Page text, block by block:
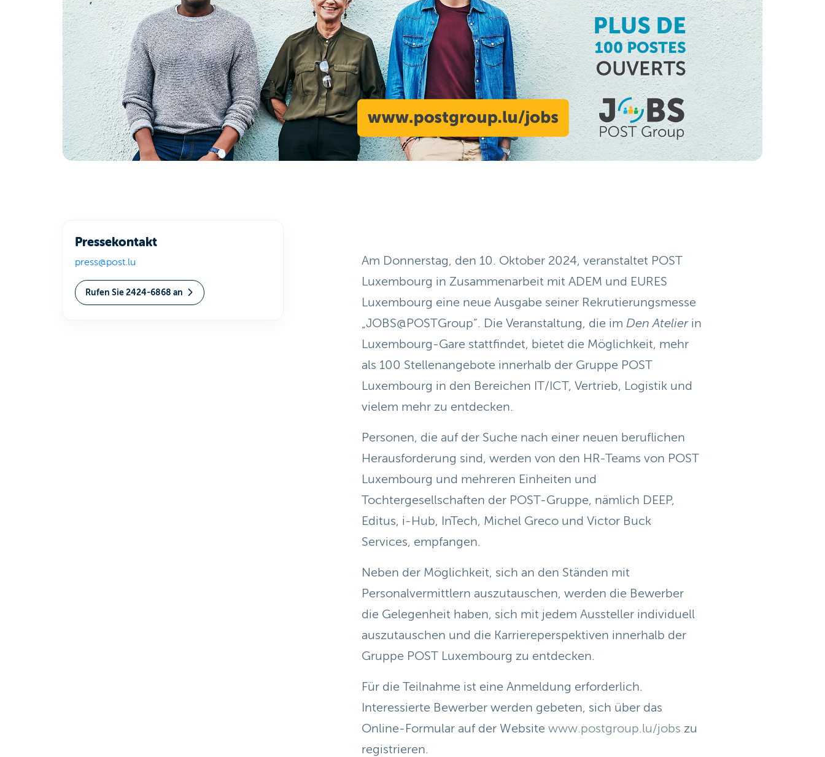
Am Donnerstag, den 10. Oktober 2024, veranstaltet POST
Luxembourg in Zusammenarbeit mit ADEM und EURES
Luxembourg eine neue Ausgabe seiner Rekrutierungsmesse
„JOBS@POSTGroup“. Die Veranstaltung, die im Den Atelierin
Luxembourg-Gare stattfindet, bietet die Möglichkeit, mehr
als 100 Stellenangebote innerhalb der Gruppe POST
Luxembourg in den Bereichen IT/ICT, Vertrieb, Logistik und
vielem mehr zu entdecken.
Personen, die auf der Suche nach einer neuen beruflichen
Herausforderung sind, werden von den HR-Teams von POST
Luxembourg und mehreren Einheiten und
Tochtergesellschaften der POST-Gruppe, nämlich DEEP,
Editus, i-Hub, InTech, Michel Greco und Victor Buck
Services, empfangen.
Neben der Möglichkeit, sich an den Ständen mit
Personalvermittlern auszutauschen, werden die Bewerber
die Gelegenheit haben, sich mit jedem Aussteller individuell
auszutauschen und die Karriereperspektiven innerhalb der
Gruppe POST Luxembourg zu entdecken.
Für die Teilnahme ist eine Anmeldung erforderlich.
Interessierte Bewerber werden gebeten, sich über das
Online-Formular auf der Websitewww.postgroup.lu/jobs zu
registrieren.
Pressekontakt
press@post.lu
Rufen Sie 2424-6868 an